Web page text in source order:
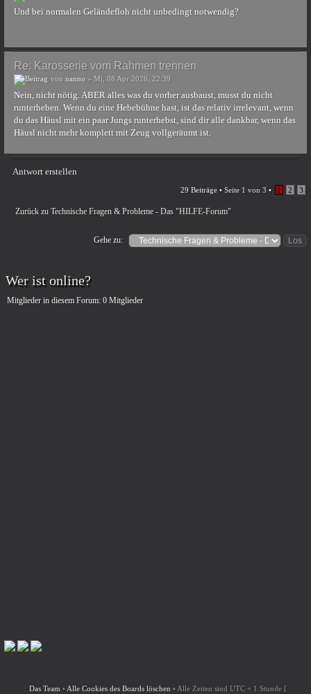
Und bei normalen Geländefloh nicht unbedingt notwendig?
Re: Karosserie vom Rahmen trennen
von nanno » Mi, 08 Apr 2026, 22:39
Nein, nicht nötig. ABER alles was du vorher ausbaust, musst du nicht
runterheben. Wenn du eine Hebebühne hast, ist das relativ irrelevant, wenn
du das Häusl mit ein paar Jungs runterhebst, sind dir alle dankbar, wenn das
Häusl nicht mehr komplett mit Zeug vollgeräumt ist.
Antwort erstellen
29 Beiträge • Seite 1 von 3 • 1 2 3
Zurück zu Technische Fragen & Probleme - Das "HILFE-Forum"
Gehe zu:
Wer ist online?
Mitglieder in diesem Forum: 0 Mitglieder
Das Team • Alle Cookies des Boards löschen • Alle Zeiten sind UTC + 1 Stunde [